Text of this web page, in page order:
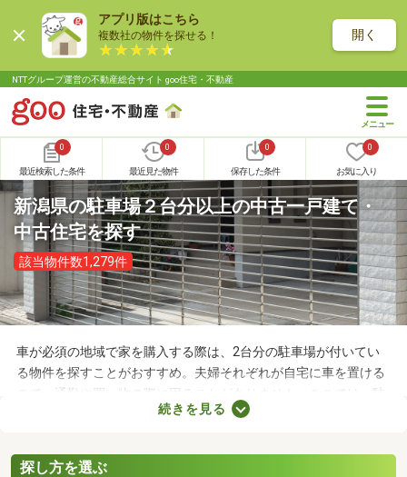
アプリ版はこちら
複数社の物件を探せる！ 開く
NTTグループ運営の不動産総合サイト goo住宅・不動産
0
最近検索した条件
0
最近見た物件
0
保存した条件
0
お気に入り
新潟県の駐車場２台分以上の中古一戸建て・
中古住宅を探す
該当物件数1,279件
車が必須の地域で家を購入する際は、2台分の駐車場が付いてい
る物件を探すことがおすすめ。夫婦それぞれが自宅に車を置ける
ので、通勤や買い物の際に困ることがありません。ここでは、駐
車場2台分以上を備えている中古の一戸建てを紹介します。物件
トをチェックしましょう。
続きを見る
探し方を選ぶ